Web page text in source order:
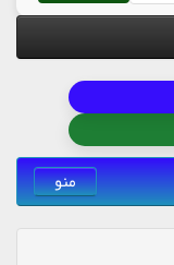
منو